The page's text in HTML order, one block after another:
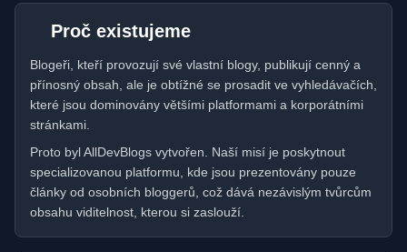
Proč existujeme
Blogeři, kteří provozují své vlastní blogy, publikují cenný a
přínosný obsah, ale je obtížné se prosadit ve vyhledávačích,
které jsou dominovány většími platformami a korporátními
stránkami.
Proto byl AllDevBlogs vytvořen. Naší misí je poskytnout
specializovanou platformu, kde jsou prezentovány pouze
články od osobních bloggerů, což dává nezávislým tvůrcům
obsahu viditelnost, kterou si zaslouží.